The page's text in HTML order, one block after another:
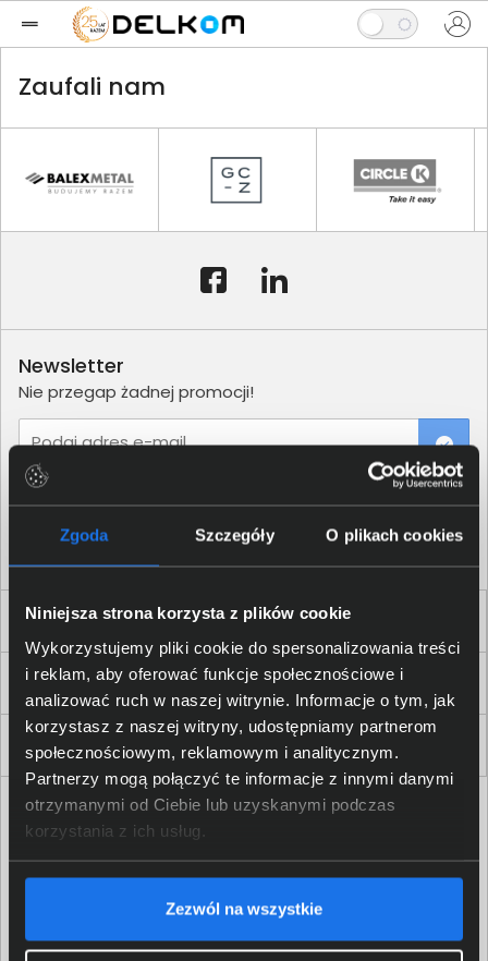
Zgoda Szczegóły O plikach cookies
Niniejsza strona korzysta z plików cookie
Wykorzystujemy pliki cookie do spersonalizowania treści
i reklam, aby oferować funkcje społecznościowe i
analizować ruch w naszej witrynie. Informacje o tym, jak
korzystasz z naszej witryny, udostępniamy partnerom
społecznościowym, reklamowym i analitycznym.
Partnerzy mogą połączyć te informacje z innymi danymi
otrzymanymi od Ciebie lub uzyskanymi podczas
korzystania z ich usług.
Zezwól na wszystkie
Zaufali nam
Dla Firm i Instytucji
Zakupy
Delkom 2000
Newsletter
Nie przegap żadnej promocji!
Podaj adres e-mail